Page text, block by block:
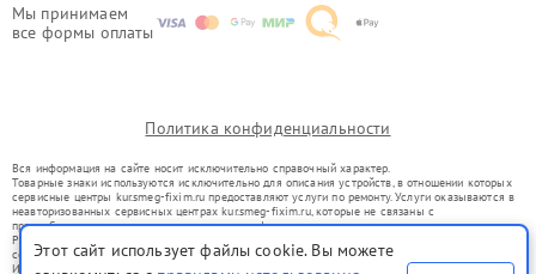
Мы принимаем
все формы оплаты
Политика конфиденциальности
Вся информация на сайте носит исключительно справочный характер.
Товарные знаки используются исключительно для описания устройств, в отношении которых
сервисные центры kur.smeg-fixim.ru предоставляют услуги по ремонту. Услуги оказываются в
неавторизованных сервисных центрах kur.smeg-fixim.ru, которые не связаны с
правообладателями товарных знаков или их официальными представителями.
Ремонт осуществляется для устройств, уже введенных в гражданский оборот в соответствии
со статьей 1487 ГК РФ.
Использование товарных знаков не преследует цели индивидуализации услуг или введения
Этот сайт использует файлы cookie. Вы можете